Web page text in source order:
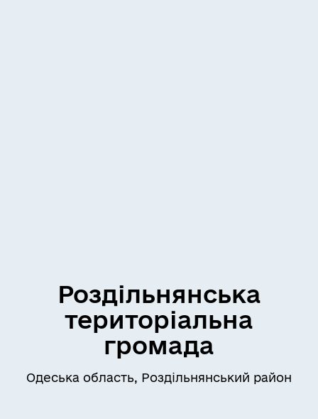
Роздільнянська
територіальна
громада
Одеська область, Роздільнянський район